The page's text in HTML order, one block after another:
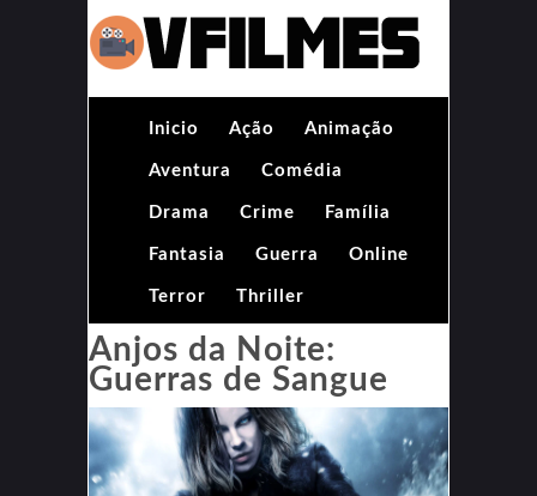
Inicio Ação Animação
Aventura Comédia
Drama Crime Família
Fantasia Guerra Online
Terror Thriller
Anjos da Noite:
Guerras de Sangue